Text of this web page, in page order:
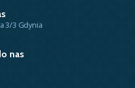
3/3 Gdynia
nas